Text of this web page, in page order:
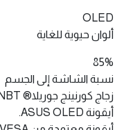
OLED
ألوان حيوية للغاية
85%
نسبة الشاشة إلى الجسم
زجاج كورنينج جوريلا® NBT™
أيقونة ASUS OLED.